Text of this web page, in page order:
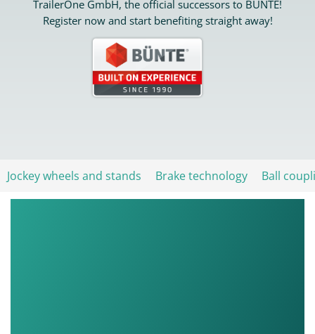
TrailerOne GmbH, the official successors to BÜNTE!
Register now and start benefiting straight away!
Jockey wheels and stands Brake technology Ball